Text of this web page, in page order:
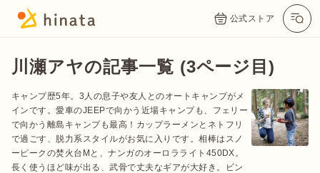
公式ストア
川瀬アヤの記事一覧 (3ページ目)
キャンプ歴5年。3人の息子や友人とのオートキャンプがメ
インです。愛車のJEEPで向かう近場キャンプも、フェリー
で向かう離島キャンプも最高！カップラーメンとネトフリ
で過ごす、脱力系スタイルがお気に入りです。相棒はスノ
ーピークの焚火台Mと、ナンガのオーロラライト450DX。
長く使うほど味が出る、武骨で丈夫なギアが大好き。ビン